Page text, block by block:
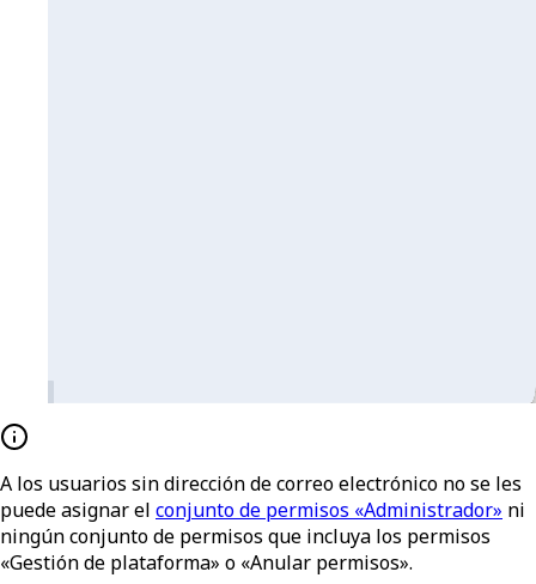
A los usuarios sin dirección de correo electrónico no se les
puede asignar el conjunto de permisos «Administrador» ni
ningún conjunto de permisos que incluya los permisos
«Gestión de plataforma» o «Anular permisos».